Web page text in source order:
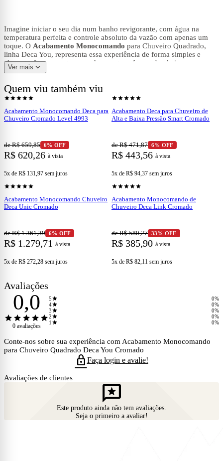
Imagine iniciar o seu dia num banho revigorante, com água na
temperatura perfeita e controle absoluto da vazão com apenas um
toque. O Acabamento Monocomando para Chuveiro Quadrado,
linha Deca You, representa essa experiência de forma simples e
elegante. Lançamento pensado para transformar banheiros, essa peça
combina estética moderna a funcionalidade prática, prometendo ser
design e conforto.
História de conforto transformado em
A partir do momento em que você instala oAcabamento
acionamento em alavanca oferece suavidade e precisão, permitindo
ajustar simultaneamente temperatura e fluxo da água com facilidade.
Imediatamente, o chuveiro quadrado ganha nova vida: um produto
formato quadrado com acabamento cromado reflete a luz e imprime
um toque contemporâneo ao espaço, valorizando louças, pisos e
revestimentos.
Design quadrado com personalidade
O design minimalista, com linhas retas e ângulos bem definidos, faz
do acabamento um elemento de charme. Ele se integra com
banheiras modernas, duchas de teto ou sistemas embutidos,
compondo visual harmonioso e elegante. A superfície cromada não
só confere brilho e sofisticação, mas também protege o metal contra
manchas e corrosão, assegurando que o produto se mantenha bonito
Benefícios no dia a dia
Ver mais expand_more
Quem viu também viu
shopping_cartVer produto
starstarstarstarstar
Acabamento Monocomando Deca para
Chuveiro Cromado Level 4993
de R$ 659,85 6% OFF
R$ 620,26 à vista
5x de R$ 131,97 sem juros
starstarstarstarstar
Acabamento Deca para Chuveiro de
Alta e Baixa Pressão Smart Cromado
de R$ 471,87 6% OFF
R$ 443,56 à vista
5x de R$ 94,37 sem juros
Ver produto
starstarstarstarstar
Acabamento Monocomando Chuveiro
Deca Unic Cromado
de R$ 1.361,39 6% OFF
R$ 1.279,71 à vista
5x de R$ 272,28 sem juros
Ver produto
starstarstarstarstar
Acabamento Monocomando de
Chuveiro Deca Link Cromado
de R$ 580,27 33% OFF
R$ 385,90 à vista
5x de R$ 82,11 sem juros
Avaliações
0,0
starstarstarstarstar
0 avaliações
5star
0%
4star
0%
3star
0%
2star
0%
1 star 0%
Conte-nos sobre sua experiência com Acabamento Monocomando
para Chuveiro Quadrado Deca You Cromado
lockFaça login e avalie!
Avaliações de clientes
reviews
Este produto ainda não tem avaliações.
Seja o primeiro a avaliar!